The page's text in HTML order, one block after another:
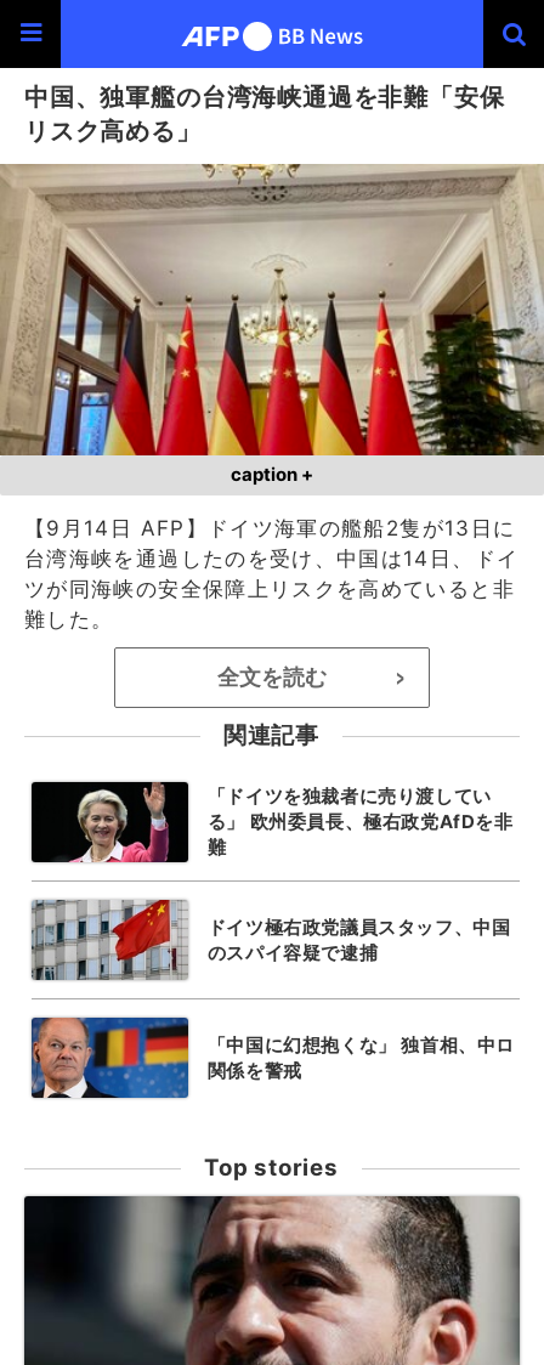
中国、独軍艦の台湾海峡通過を非難「安保
リスク高める」
caption +
【9月14日 AFP】ドイツ海軍の艦船2隻が13日に
台湾海峡を通過したのを受け、中国は14日、ドイ
ツが同海峡の安全保障上リスクを高めていると非
難した。
全文を読む >
関連記事
「ドイツを独裁者に売り渡してい
る」 欧州委員長、極右政党AfDを非
難
ドイツ極右政党議員スタッフ、中国
のスパイ容疑で逮捕
「中国に幻想抱くな」 独首相、中ロ
関係を警戒
Top stories